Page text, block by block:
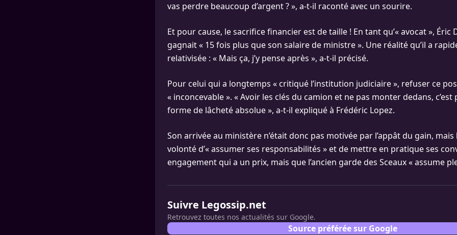
vas perdre beaucoup d’argent ? », a-t-il raconté avec un sourire.
Et pour cause, le sacrifice financier est de taille ! En tant qu’« avocat »,
gagnait « 15 fois plus que son salaire de ministre ». Une réalité qu’il a
relativisée : « Mais ça, j’y pense après », a-t-il précisé.
Pour celui qui a longtemps « critiqué l’institution judiciaire », refuser ce
« inconcevable ». « Avoir les clés du camion et ne pas monter dedans,
forme de lâcheté absolue », a-t-il expliqué à Frédéric Lopez.
Son arrivée au ministère n’était donc pas motivée par l’appât du gain, mais
volonté d’« assumer ses responsabilités » et de mettre en pratique ses
engagement qui a un prix, mais que l’ancien garde des Sceaux « assume
Suivre Legossip.net
Retrouvez toutes nos actualités sur Google.
Source préférée sur Google